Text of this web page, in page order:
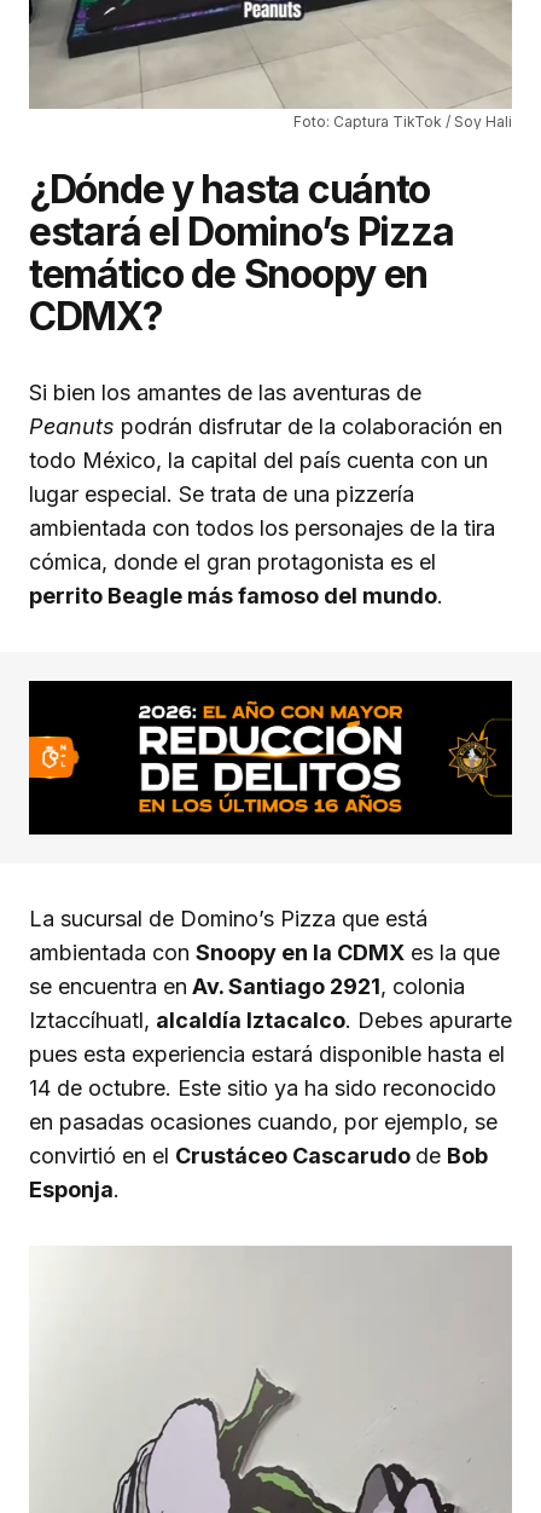
Foto: Captura TikTok / Soy Hali
¿Dónde y hasta cuánto
estará el Domino’s Pizza
temático de Snoopy en
CDMX?
Si bien los amantes de las aventuras de
Peanuts podrán disfrutar de la colaboración en
todo México, la capital del país cuenta con un
lugar especial. Se trata de una pizzería
ambientada con todos los personajes de la tira
cómica, donde el gran protagonista es el
perrito Beagle más famoso del mundo.
La sucursal de Domino’s Pizza que está
ambientada con Snoopy en la CDMX es la que
se encuentra en Av. Santiago 2921, colonia
Iztaccíhuatl, alcaldía Iztacalco. Debes apurarte
pues esta experiencia estará disponible hasta el
14 de octubre. Este sitio ya ha sido reconocido
en pasadas ocasiones cuando, por ejemplo, se
convirtió en el Crustáceo Cascarudo de Bob
Esponja.